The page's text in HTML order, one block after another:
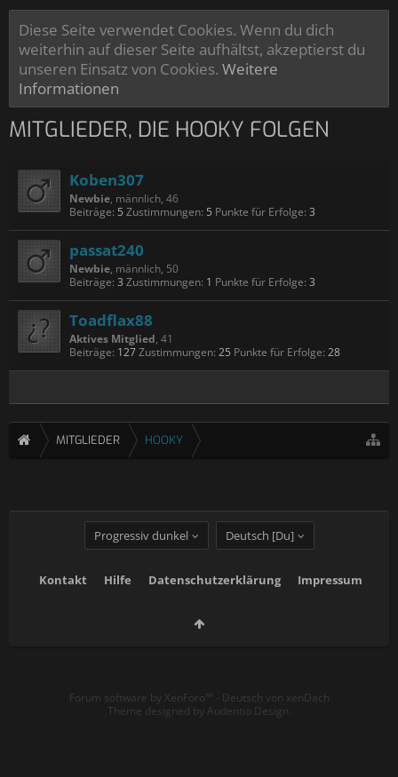
Diese Seite verwendet Cookies. Wenn du dich
weiterhin auf dieser Seite aufhältst, akzeptierst du
unseren Einsatz von Cookies. Weitere
Informationen
MITGLIEDER, DIE HOOKY FOLGEN
Koben307
Newbie, männlich, 46
Beiträge: 5 Zustimmungen: 5 Punkte für Erfolge: 3
passat240
Newbie, männlich, 50
Beiträge: 3 Zustimmungen: 1 Punkte für Erfolge: 3
Toadflax88
Aktives Mitglied, 41
Beiträge: 127Zustimmungen: 25 Punkte für Erfolge: 28
MITGLIEDER HOOKY
Progressiv dunkel Deutsch [Du]
Kontakt Hilfe Datenschutzerklärung Impressum
Forum software by XenForo™ - Deutsch von xenDach
Theme designed by Audentio Design.